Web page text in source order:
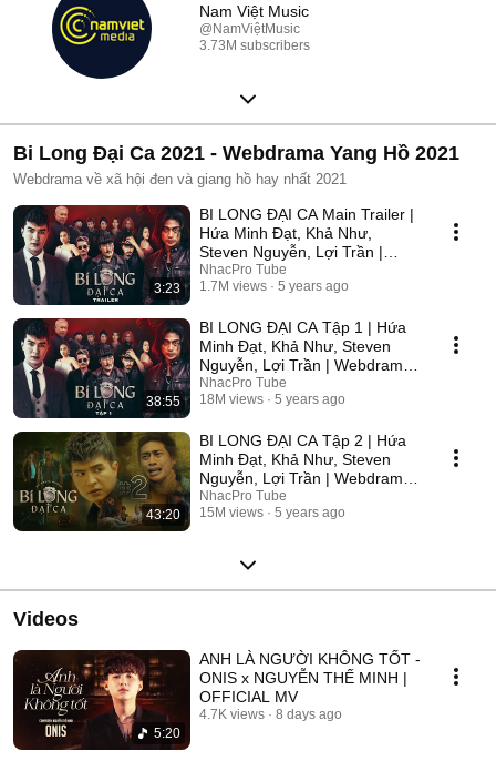
Nam Việt Music
@NamViệtMusic
3.73M subscribers
Bi Long Đại Ca 2021 - Webdrama Yang Hồ 2021
Webdrama về xã hội đen và giang hồ hay nhất 2021
3:23
BI LONG ĐẠI CA Main Trailer |
Hứa Minh Đạt, Khả Như,
Steven Nguyễn, Lợi Trần |
Webdrama Yang Hồ 2021
NhacPro Tube
1.7M views
5 years ago
38:55
BI LONG ĐẠI CA Tập 1 | Hứa
Minh Đạt, Khả Như, Steven
Nguyễn, Lợi Trần | Webdrama
Yang Hồ 2021
NhacPro Tube
18M views
5 years ago
43:20
BI LONG ĐẠI CA Tập 2 | Hứa
Minh Đạt, Khả Như, Steven
Nguyễn, Lợi Trần | Webdrama
Yang Hồ 2021
NhacPro Tube
15M views
5 years ago
Videos
5:20
ANH LÀ NGƯỜI KHÔNG TỐT -
ONIS x NGUYỄN THẾ MINH |
OFFICIAL MV
4.7K views 8 days ago